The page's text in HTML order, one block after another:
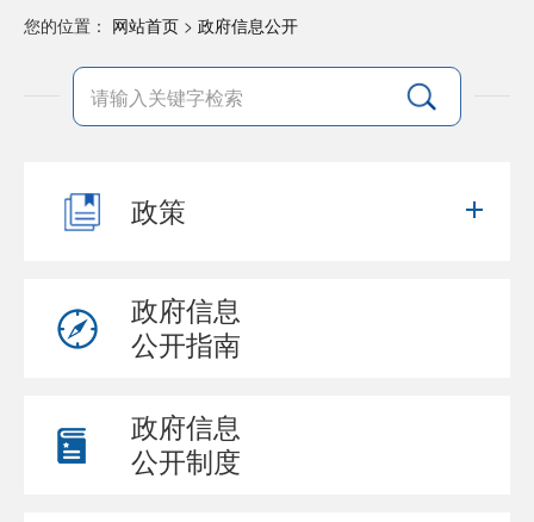
您的位置： 网站首页 > 政府信息公开
政策
政府信息
公开指南
政府信息
公开制度